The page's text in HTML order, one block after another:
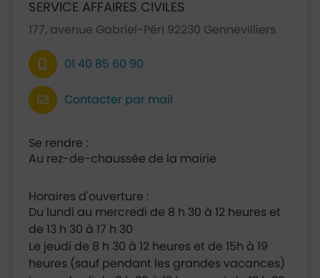
SERVICE AFFAIRES CIVILES
177, avenue Gabriel-Péri 92230 Gennevilliers
01 40 85 60 90
Contacter par mail
Se rendre :
Au rez-de-chaussée de la mairie
Horaires d'ouverture :
Du lundi au mercredi de 8 h 30 à 12 heures et
de 13 h 30 à 17 h 30
Le jeudi de 8 h 30 à 12 heures et de 15h à 19
heures (sauf pendant les grandes vacances)